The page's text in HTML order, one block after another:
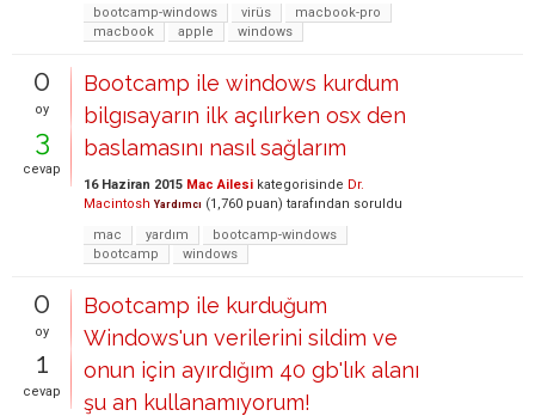
bootcamp-windows virüs
macbook-pro
macbook
apple windows
0
oy
3
cevap
Bootcamp ile windows kurdum
bilgısayarın ilk açılırken osx den
baslamasını nasıl sağlarım
16 Haziran 2015 Mac Ailesi kategorisinde Dr.
Macintosh Yardımcı (1,760 puan) tarafından soruldu
mac
yardım
bootcamp-windows
bootcamp
windows
0
oy
1
cevap
Bootcamp ile kurduğum
Windows'un verilerini sildim ve
onun için ayırdığım 40 gb'lık alanı
şu an kullanamıyorum!